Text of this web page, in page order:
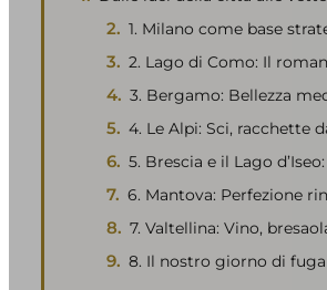
1. Milano come base
2. Lago di Como: Il
3. Bergamo: Bellezza
4. Le Alpi: Sci, racchette
5. Brescia e il Lago
6. Mantova: Perfezione
7. Valtellina: Vino,
8. Il nostro giorno di